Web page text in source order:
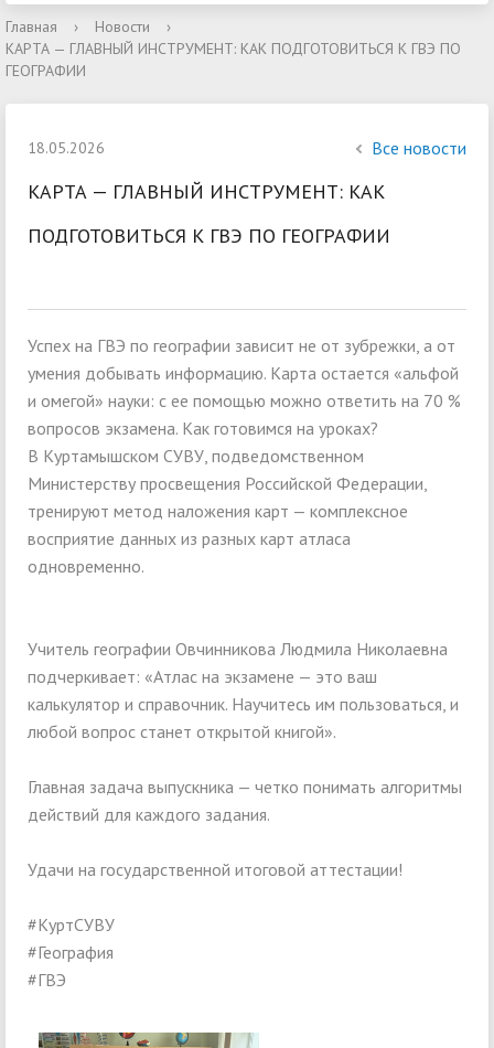
Главная › Новости
›
КАРТА — ГЛАВНЫЙ ИНСТРУМЕНТ: КАК ПОДГОТОВИТЬСЯ К ГВЭ ПО
ГЕОГРАФИИ
18.05.2026 Все новости
КАРТА — ГЛАВНЫЙ ИНСТРУМЕНТ: КАК
ПОДГОТОВИТЬСЯ К ГВЭ ПО ГЕОГРАФИИ
Успех на ГВЭ по географии зависит не от зубрежки, а от
умения добывать информацию. Карта остается «альфой
и омегой» науки: с ее помощью можно ответить на 70 %
вопросов экзамена. Как готовимся на уроках?
В Куртамышском СУВУ, подведомственном
Министерству просвещения Российской Федерации,
тренируют метод наложения карт — комплексное
восприятие данных из разных карт атласа
одновременно.
Учитель географии Овчинникова Людмила Николаевна
подчеркивает: «Атлас на экзамене — это ваш
калькулятор и справочник. Научитесь им пользоваться, и
любой вопрос станет открытой книгой».
Главная задача выпускника — четко понимать алгоритмы
действий для каждого задания.
Удачи на государственной итоговой аттестации!
#КуртСУВУ
#География
#ГВЭ